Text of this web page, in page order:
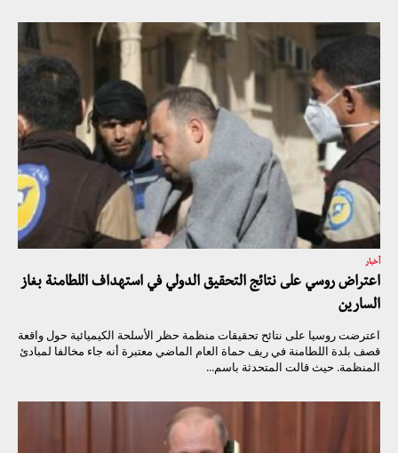
أخبار
اعتراض روسي على نتائج التحقيق الدولي في استهداف اللطامنة بغاز
السارين
اعترضت روسيا على نتائح تحقيقات منظمة حظر الأسلحة الكيميائية حول واقعة
قصف بلدة اللطامنة في ريف حماة العام الماضي معتبرة أنه جاء مخالفا لمبادئ
المنظمة. حيث قالت المتحدثة باسم...